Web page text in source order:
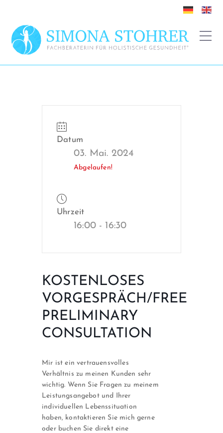
Datum
03. Mai. 2024
Abgelaufen!
Uhrzeit
16:00 - 16:30
KOSTENLOSES
VORGESPRÄCH/FREE
PRELIMINARY
CONSULTATION
Mir ist ein vertrauensvolles
Verhältnis zu meinen Kunden sehr
wichtig. Wenn Sie Fragen zu meinem
Leistungsangebot und Ihrer
individuellen Lebenssituation
haben, kontaktieren Sie mich gerne
oder buchen Sie direkt eine